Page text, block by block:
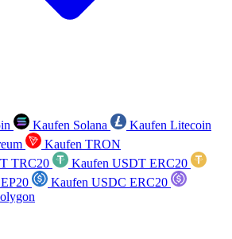
Kaufen Solana
Kaufen Litecoin
Kaufen TRON
TRC20
Kaufen USDT ERC20
Kaufen USDC ERC20